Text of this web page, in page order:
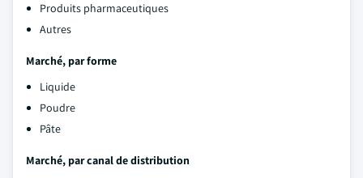
Produits pharmaceutiques
Autres
Marché, par forme
Liquide
Poudre
Pâte
Marché, par canal de distribution